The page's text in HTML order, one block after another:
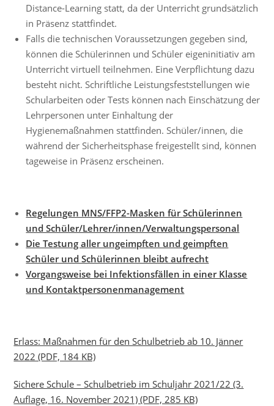
Distance-Learning statt, da der Unterricht grundsätzlich
in Präsenz stattfindet.
Falls die technischen Voraussetzungen gegeben sind,
können die Schülerinnen und Schüler eigeninitiativ am
Unterricht virtuell teilnehmen. Eine Verpflichtung dazu
besteht nicht. Schriftliche Leistungsfeststellungen wie
Schularbeiten oder Tests können nach Einschätzung der
Lehrpersonen unter Einhaltung der
Hygienemaßnahmen stattfinden. Schüler/innen, die
während der Sicherheitsphase freigestellt sind, können
tageweise in Präsenz erscheinen.
Regelungen MNS/FFP2-Masken für Schülerinnen
und Schüler/Lehrer/innen/Verwaltungspersonal
Die Testung aller ungeimpften und geimpften
Schüler und Schülerinnen bleibt aufrecht
Vorgangsweise bei Infektionsfällen in einer Klasse
und Kontaktpersonenmanagement
Erlass: Maßnahmen für den Schulbetrieb ab 10. Jänner
2022 (PDF, 184 KB)
Sichere Schule – Schulbetrieb im Schuljahr 2021/22 (3.
Auflage, 16. November 2021) (PDF, 285 KB)